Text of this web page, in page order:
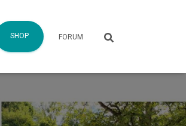
SHOP FORUM